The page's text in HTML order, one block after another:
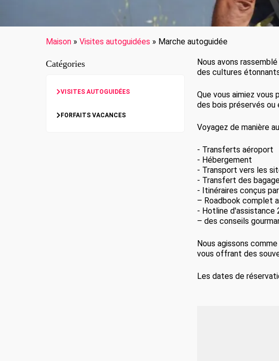
Maison » Visites autoguidées » Marche autoguidée
Catégories
VISITES AUTOGUIDÉES
FORFAITS VACANCES
Nous avons
des cultures
Que vous aimiez vous
des bois préservés ou
Voyagez de manière
- Transferts aéroport
- Hébergement
- Transport vers les
- Transfert des
- Itinéraires conçus
– Roadbook complet
- Hotline d'assistance
– des conseils
Nous agissons
vous offrant des
Les dates de